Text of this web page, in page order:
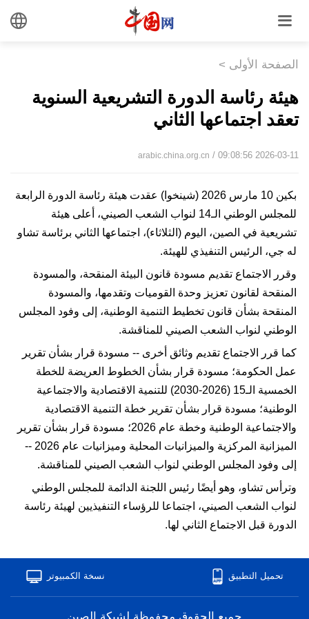
الصفحة الأولى >
هيئة رئاسة الدورة التشريعية السنوية
تعقد اجتماعها الثاني
arabic.china.org.cn / 09:08:56 2026-03-11
بكين 10 مارس 2026 (شينخوا) عقدت هيئة رئاسة الدورة الرابعة
للمجلس الوطني الـ14 لنواب الشعب الصيني، أعلى هيئة
تشريعية في الصين، اليوم (الثلاثاء)، اجتماعها الثاني برئاسة تشاو
له جي، الرئيس التنفيذي للهيئة.
وقرر الاجتماع تقديم مسودة قانون البيئة المنقحة، والمسودة
المنقحة لقانون تعزيز وحدة القوميات وتقدمها، والمسودة
المنقحة بشأن قانون تخطيط التنمية الوطنية، إلى وفود المجلس
الوطني لنواب الشعب الصيني للمناقشة.
كما قرر الاجتماع تقديم وثائق أخرى -- مسودة قرار بشأن تقرير
عمل الحكومة؛ مسودة قرار بشأن الخطوط العريضة للخطة
الخمسية الـ15 (2026-2030) للتنمية الاقتصادية والاجتماعية
الوطنية؛ مسودة قرار بشأن تقرير خطة التنمية الاقتصادية
والاجتماعية الوطنية وخطة عام 2026؛ مسودة قرار بشأن تقرير
الميزانية المركزية والميزانيات المحلية وميزانيات عام 2026 --
إلى وفود المجلس الوطني لنواب الشعب الصيني للمناقشة.
وترأس تشاو، وهو أيضًا رئيس اللجنة الدائمة للمجلس الوطني
لنواب الشعب الصيني، اجتماعا للرؤساء التنفيذيين لهيئة رئاسة
الدورة قبل الاجتماع الثاني لها.
نسخة الكمبيوتر تحميل التطبيق